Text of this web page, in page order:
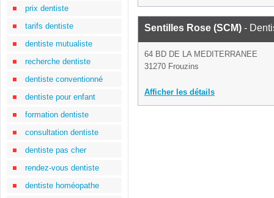
prix dentiste
tarifs dentiste
dentiste mutualiste
recherche dentiste
dentiste conventionné
dentiste pour enfant
formation dentiste
consultation dentiste
dentiste pas cher
rendez-vous dentiste
dentiste homéopathe
Sentilles Rose (SCM) -
64 BD DE LA MEDITERRANEE
31270 Frouzins
Afficher les détails